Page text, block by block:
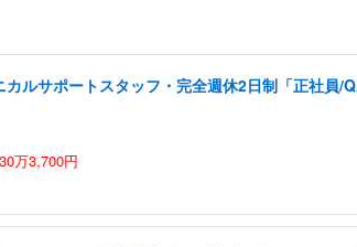
カルサポートスタッフ・完全週休2日制「正社員/
万3,700円